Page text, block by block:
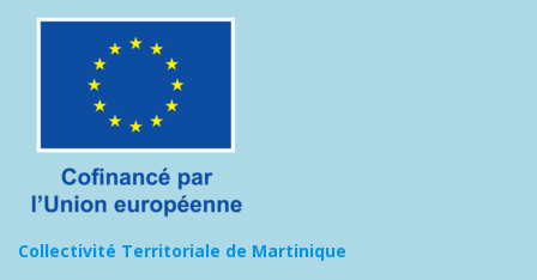
Collectivité Territoriale de Martinique